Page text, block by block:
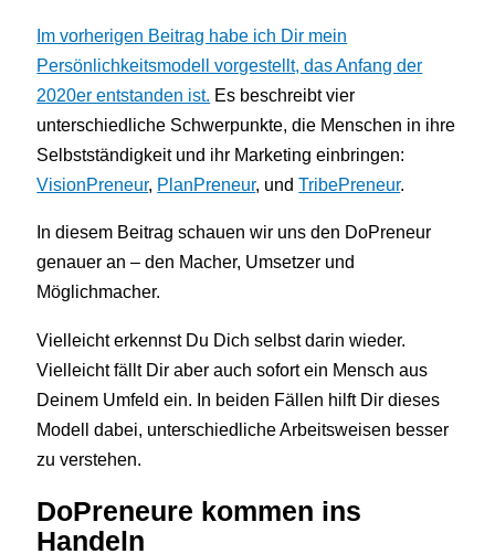
Im vorherigen Beitrag habe ich Dir mein
Persönlichkeitsmodell vorgestellt, das Anfang der
2020er entstanden ist. Es beschreibt vier
unterschiedliche Schwerpunkte, die Menschen in ihre
Selbstständigkeit und ihr Marketing einbringen:
VisionPreneur, PlanPreneur, undTribePreneur.
In diesem Beitrag schauen wir uns den DoPreneur
genauer an – den Macher, Umsetzer und
Möglichmacher.
Vielleicht erkennst Du Dich selbst darin wieder.
Vielleicht fällt Dir aber auch sofort ein Mensch aus
Deinem Umfeld ein. In beiden Fällen hilft Dir dieses
Modell dabei, unterschiedliche Arbeitsweisen besser
zu verstehen.
DoPreneure kommen ins
Handeln